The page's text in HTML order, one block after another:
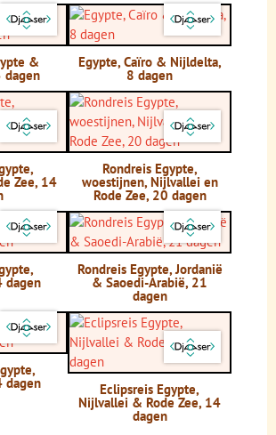
&
dagen
Egypte, Caïro & Nijldelta,
8 dagen
Zee, 14
Rondreis Egypte,
woestijnen, Nijlvallei en
Rode Zee, 20 dagen
dagen
Rondreis Egypte, Jordanië
& Saoedi-Arabië, 21
dagen
dagen Eclipsreis Egypte,
Nijlvallei & Rode Zee, 14
dagen